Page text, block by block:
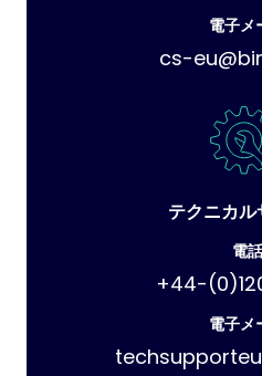
電子メ
cs-
テクニカル
電話
+44-
電子メ